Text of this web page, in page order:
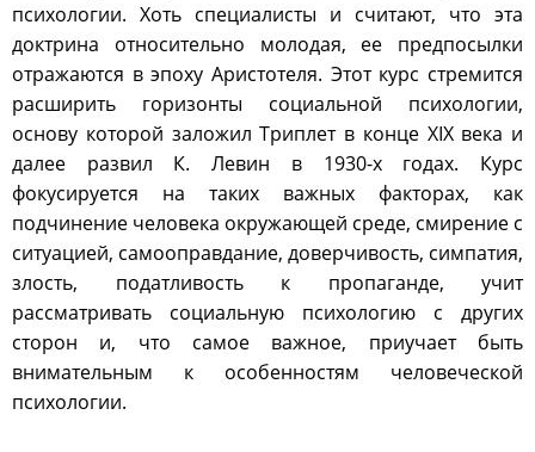
психологии. Хоть специалисты и считают, что эта
доктрина относительно молодая, ее предпосылки
отражаются в эпоху Аристотеля. Этот курс стремится
расширить горизонты социальной психологии,
основу которой заложил Триплет в конце ХІХ века и
далее развил К. Левин в 1930-х годах. Курс
фокусируется на таких важных факторах, как
подчинение человека окружающей среде, смирение с
ситуацией, самооправдание, доверчивость, симпатия,
злость, податливость к пропаганде, учит
рассматривать социальную психологию с других
сторон и, что самое важное, приучает быть
внимательным к особенностям человеческой
психологии.